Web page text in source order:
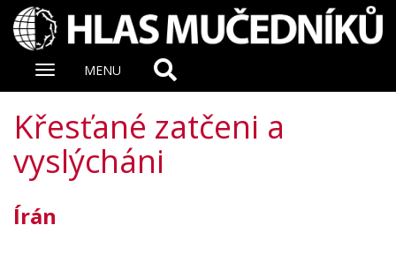
Zobrazit
MENU
Křesťané zatčeni a
vyslýcháni
Írán